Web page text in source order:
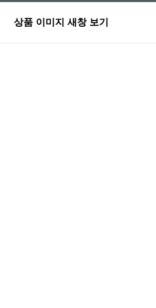
상품 이미지 새창 보기